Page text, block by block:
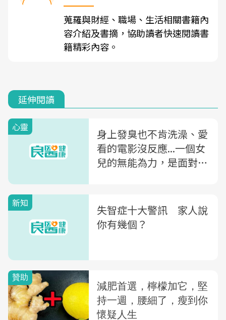
蒐羅與財經、職場、生活相關書籍內
容介紹及書摘，協助讀者快速閱讀書
籍精彩內容。
延伸閱讀
心靈
身上發臭也不肯洗澡、愛
看的電影沒反應...一個女
兒的無能為力，是面對失
新知
失智症十大警訊 家人說
你有幾個？